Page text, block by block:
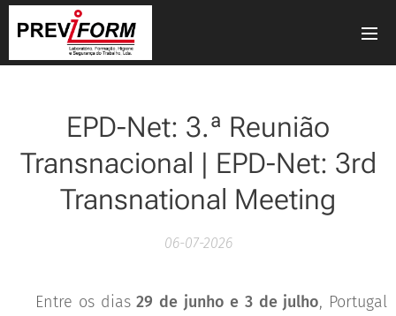
EPD-Net: 3.ª Reunião
Transnacional | EPD-Net: 3rd
Transnational Meeting
06-07-2026
📍 Entre os dias29 de junho e 3 de julho, Portugal